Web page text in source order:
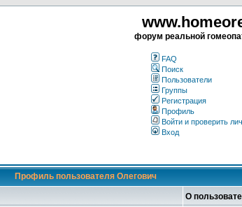
форум реальной
FAQ
Поиск
Пользователи
Группы
Регистрация
Профиль
Войти и проверить
Вход
Профиль пользователя Олегович
О